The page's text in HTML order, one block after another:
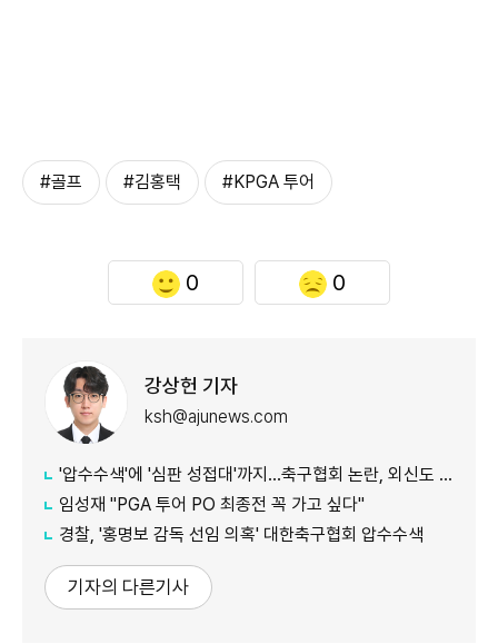
#골프 #김홍택 #KPGA 투어
0 0
강상헌 기자
ksh@ajunews.com
'압수수색'에 '심판 성접대'까지…축구협회 논란, 외신도 집중 조명
임성재 "PGA 투어 PO 최종전 꼭 가고 싶다"
경찰, '홍명보 감독 선임 의혹' 대한축구협회 압수수색
기자의 다른기사